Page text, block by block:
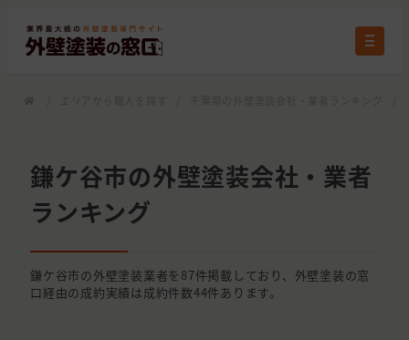
鎌ケ谷市の外壁塗装会社・業者
ランキング
鎌ケ谷市の外壁塗装業者を87件掲載しており、外壁塗装の窓
口経由の成約実績は成約件数44件あります。